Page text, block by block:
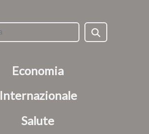
Economia
Internazionale
Salute